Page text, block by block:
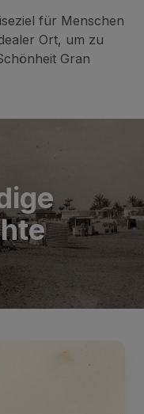
für Menschen
Ort, um zu
Gran